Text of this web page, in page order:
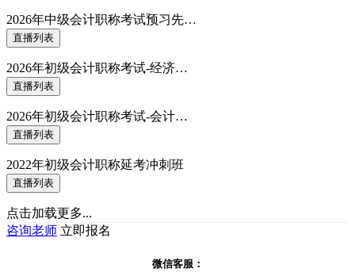
2026年中级会计职称考试预习先…
直播列表
2026年初级会计职称考试-经济…
直播列表
2026年初级会计职称考试-会计…
直播列表
2022年初级会计职称延考冲刺班
直播列表
点击加载更多...
咨询老师 立即报名
微信客服：